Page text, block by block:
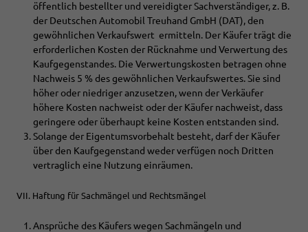
öffentlich bestellter und vereidigter Sachverständiger, z. B.
der Deutschen Automobil Treuhand GmbH (DAT), den
gewöhnlichen Verkaufswert ermitteln. Der Käufer trägt die
erforderlichen Kosten der Rücknahme und Verwertung des
Kaufgegenstandes. Die Verwertungskosten betragen ohne
Nachweis 5 % des gewöhnlichen Verkaufswertes. Sie sind
höher oder niedriger anzusetzen, wenn der Verkäufer
höhere Kosten nachweist oder der Käufer nachweist, dass
geringere oder überhaupt keine Kosten entstanden sind.
Solange der Eigentumsvorbehalt besteht, darf der Käufer
über den Kaufgegenstand weder verfügen noch Dritten
vertraglich eine Nutzung einräumen.
VII. Haftung für Sachmängel und Rechtsmängel
Ansprüche des Käufers wegen Sachmängeln und